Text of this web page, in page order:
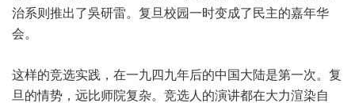
治系则推出了吳研雷。复旦校园一时变成了民主的嘉年华
会。
这样的竞选实践，在一九四九年后的中国大陆是第一次。复
旦的情势，远比师院复杂。竞选人的演讲都在大力渲染自